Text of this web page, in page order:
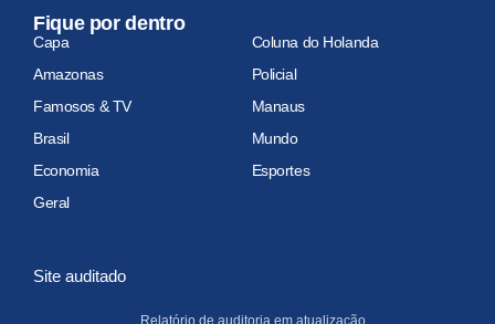
Fique por dentro
Capa
Coluna do Holanda
Amazonas
Policial
Famosos & TV
Manaus
Brasil
Mundo
Economia
Esportes
Geral
Site auditado
Relatório de auditoria em atualização